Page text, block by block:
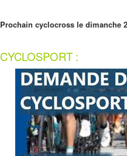
Prochain cyclocross le dimanche
CYCLOSPORT :